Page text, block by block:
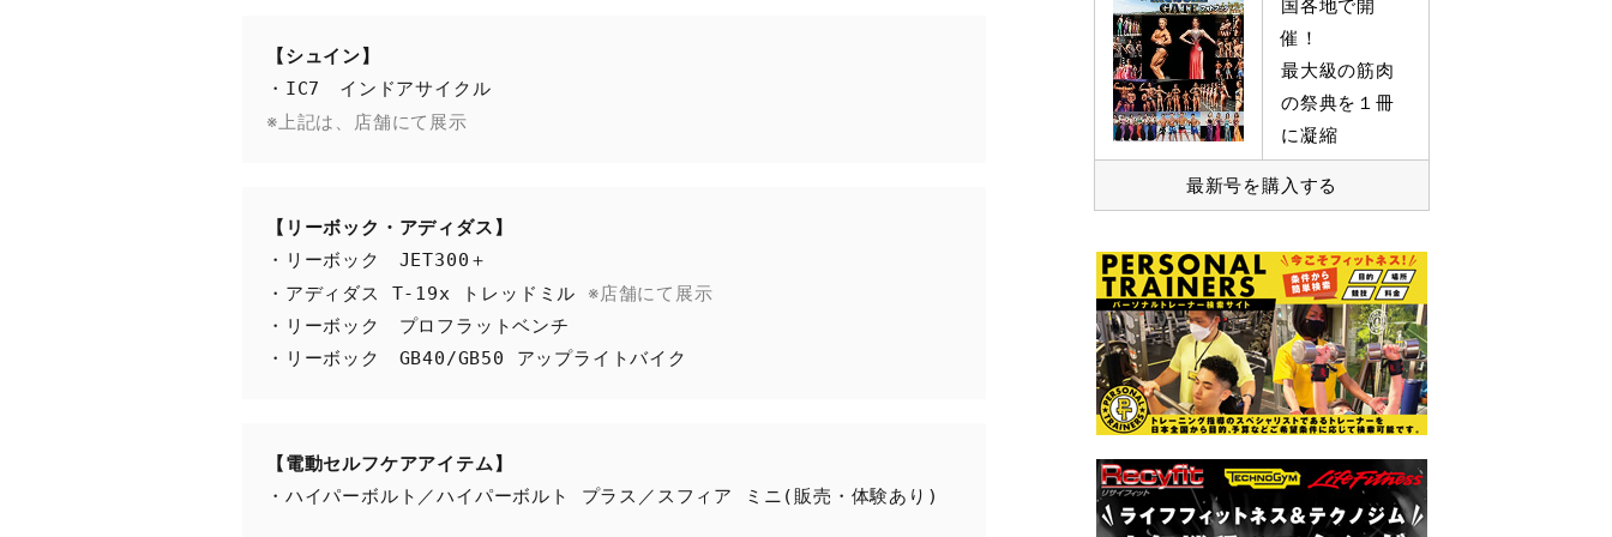
【シュイン】
※上記は、店舗にて展示
【リーボック・アディダス】
・リーボック　JET300＋
・アディダス T-19x トレッドミル ※店舗にて展示
・リーボック　プロフラットベンチ
・リーボック　GB40/GB50 アップライトバイク
【電動セルフケアアイテム】
・ハイパーボルト／ハイパーボルト プラス／スフィア ミニ(販売・体験あり)
国各地で開
催！
最大級の筋肉
の祭典を１冊
に凝縮
最新号を購入する